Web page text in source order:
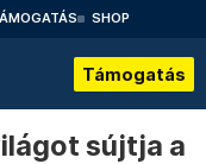
SHOP
Támogatás
sújtja a